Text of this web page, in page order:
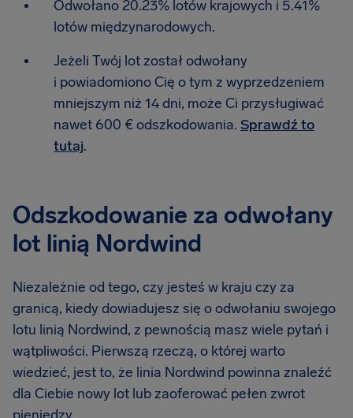
Odwołano 20.23% lotów krajowych i 5.41%
lotów międzynarodowych.
Jeżeli Twój lot został odwołany
i powiadomiono Cię o tym z wyprzedzeniem
mniejszym niż 14 dni, może Ci przysługiwać
nawet 600 € odszkodowania. Sprawdź to
tutaj.
Odszkodowanie za odwołany
lot linią Nordwind
Niezależnie od tego, czy jesteś w kraju czy za
granicą, kiedy dowiadujesz się o odwołaniu swojego
lotu linią Nordwind, z pewnością masz wiele pytań i
wątpliwości. Pierwszą rzeczą, o której warto
wiedzieć, jest to, że linia Nordwind powinna znaleźć
dla Ciebie nowy lot lub zaoferować pełen zwrot